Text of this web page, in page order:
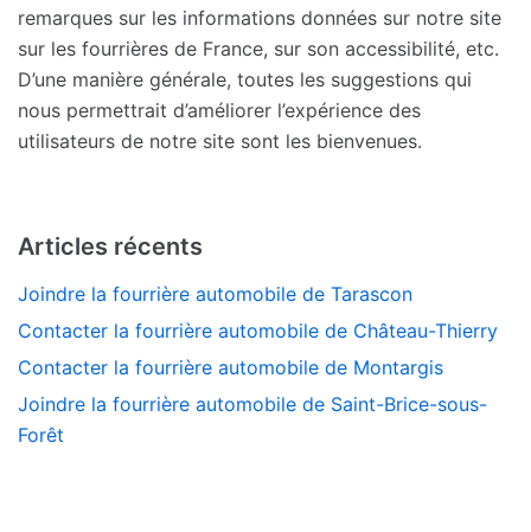
remarques sur les informations données sur notre site
sur les fourrières de France, sur son accessibilité, etc.
D’une manière générale, toutes les suggestions qui
nous permettrait d’améliorer l’expérience des
utilisateurs de notre site sont les bienvenues.
Articles récents
Joindre la fourrière automobile de Tarascon
Contacter la fourrière automobile de Château-Thierry
Contacter la fourrière automobile de Montargis
Joindre la fourrière automobile de Saint-Brice-sous-
Forêt